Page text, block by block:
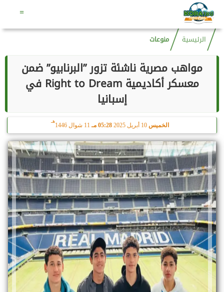
=
الرئيسية منوعات
مواهب مصرية ناشئة تزور ”البرنابيو” ضمن
معسكر أكاديمية Right to Dream في
إسبانيا
الخميس 05:28 مـ 11 شوال 1446
هـ